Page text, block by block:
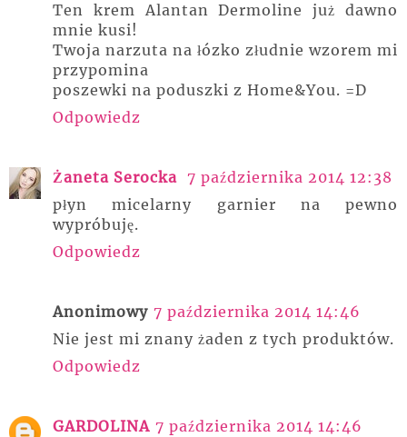
Ten krem Alantan Dermoline już dawno
mnie kusi!
Twoja narzuta na łózko złudnie wzorem mi
przypomina
poszewki na poduszki z Home&You. =D
Odpowiedz
Żaneta Serocka 7 października 2014 12:38
płyn micelarny garnier na pewno
wypróbuję.
Odpowiedz
Anonimowy 7 października 2014 14:46
Nie jest mi znany żaden z tych produktów.
Odpowiedz
GARDOLINA 7 października 2014 14:46